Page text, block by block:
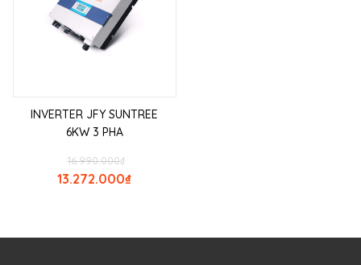
INVERTER JFY SUNTREE
6KW 3 PHA
₫
16.990.000
₫
13.272.000